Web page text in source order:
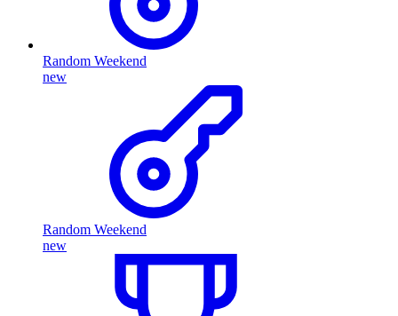
Random Weekend
new
Random Weekend
new